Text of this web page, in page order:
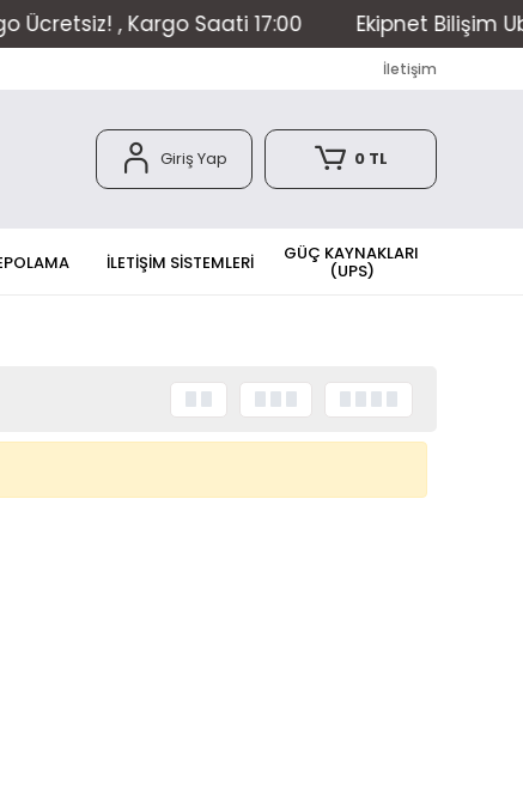
, Kargo Saati 17:00 Ekipnet Bilişim
İletişim
Giriş Yap 0 TL
İLETİŞİM SİSTEMLERİ GÜÇ KAYNAKLARI
(UPS)